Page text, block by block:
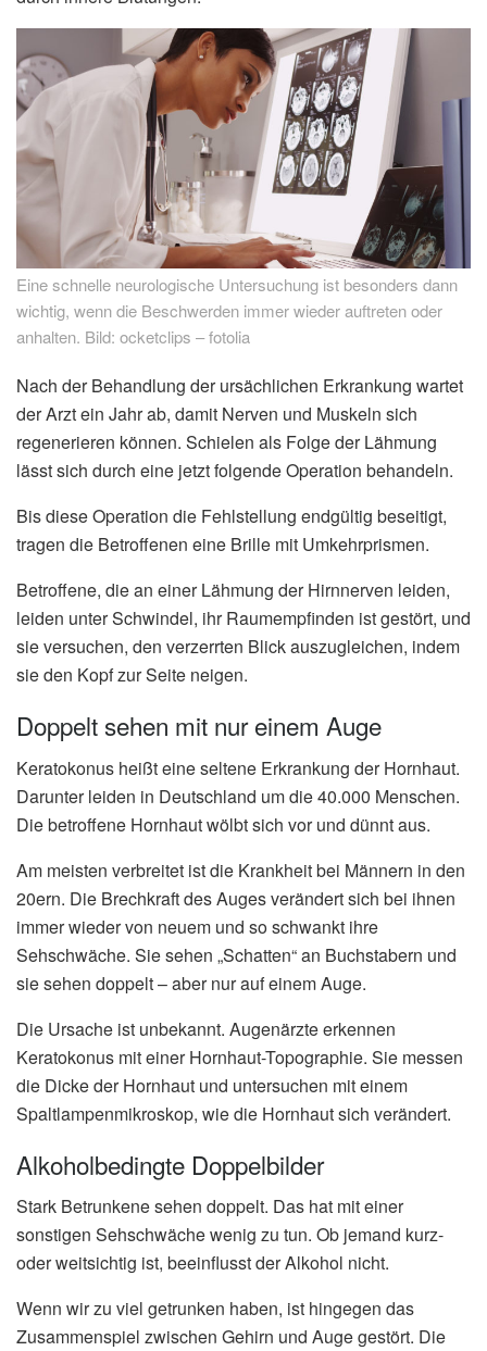
Eine schnelle neurologische Untersuchung ist besonders dann
wichtig, wenn die Beschwerden immer wieder auftreten oder
anhalten. Bild: ocketclips – fotolia
Nach der Behandlung der ursächlichen Erkrankung wartet
der Arzt ein Jahr ab, damit Nerven und Muskeln sich
regenerieren können. Schielen als Folge der Lähmung
lässt sich durch eine jetzt folgende Operation behandeln.
Bis diese Operation die Fehlstellung endgültig beseitigt,
tragen die Betroffenen eine Brille mit Umkehrprismen.
Betroffene, die an einer Lähmung der Hirnnerven leiden,
leiden unter Schwindel, ihr Raumempfinden ist gestört, und
sie versuchen, den verzerrten Blick auszugleichen, indem
sie den Kopf zur Seite neigen.
Doppelt sehen mit nur einem Auge
Keratokonus heißt eine seltene Erkrankung der Hornhaut.
Darunter leiden in Deutschland um die 40.000 Menschen.
Die betroffene Hornhaut wölbt sich vor und dünnt aus.
Am meisten verbreitet ist die Krankheit bei Männern in den
20ern. Die Brechkraft des Auges verändert sich bei ihnen
immer wieder von neuem und so schwankt ihre
Sehschwäche. Sie sehen „Schatten“ an Buchstabern und
sie sehen doppelt – aber nur auf einem Auge.
Die Ursache ist unbekannt. Augenärzte erkennen
Keratokonus mit einer Hornhaut-Topographie. Sie messen
die Dicke der Hornhaut und untersuchen mit einem
Spaltlampenmikroskop, wie die Hornhaut sich verändert.
Alkoholbedingte Doppelbilder
Stark Betrunkene sehen doppelt. Das hat mit einer
sonstigen Sehschwäche wenig zu tun. Ob jemand kurz-
oder weitsichtig ist, beeinflusst der Alkohol nicht.
Wenn wir zu viel getrunken haben, ist hingegen das
Zusammenspiel zwischen Gehirn und Auge gestört. Die